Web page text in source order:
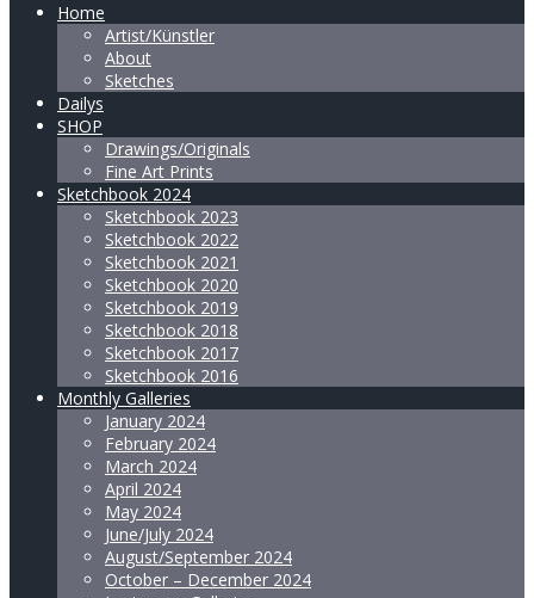
Home
Artist/Künstler
About
Sketches
Dailys
SHOP
Drawings/Originals
Fine Art Prints
Sketchbook 2024
Sketchbook 2023
Sketchbook 2022
Sketchbook 2021
Sketchbook 2020
Sketchbook 2019
Sketchbook 2018
Sketchbook 2017
Sketchbook 2016
Monthly Galleries
January 2024
February 2024
March 2024
April 2024
May 2024
June/July 2024
August/September 2024
October – December 2024